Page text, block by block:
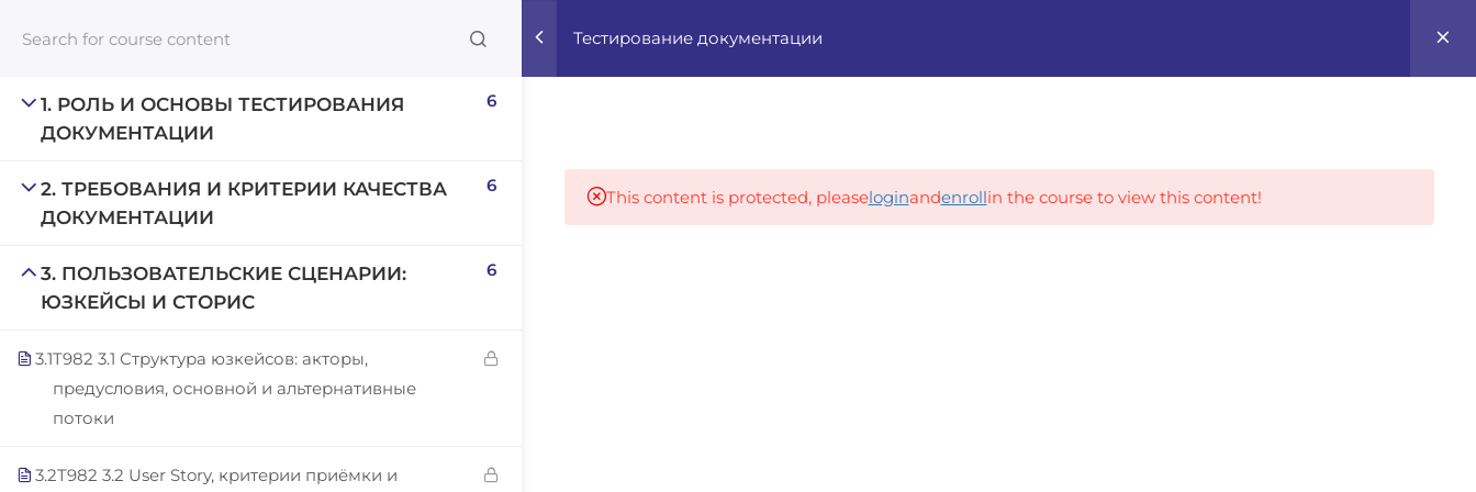
Home Courses
Тестирование документации
1. РОЛЬ И ОСНОВЫ ТЕСТИРОВАНИЯ
ДОКУМЕНТАЦИИ
6
2. ТРЕБОВАНИЯ И КРИТЕРИИ КАЧЕСТВА
ДОКУМЕНТАЦИИ
6
3. ПОЛЬЗОВАТЕЛЬСКИЕ СЦЕНАРИИ:
ЮЗКЕЙСЫ И СТОРИС
6
3.1T982 3.1 Структура юзкейсов: акторы,
предусловия, основной и альтернативные
потоки
3.2T982 3.2 User Story, критерии приёмки и
This content is protected, pleaseloginandenrollin the course to view this content!
using AI to make education affordable
Linkedin
For companies
Career Advisor
Our partners